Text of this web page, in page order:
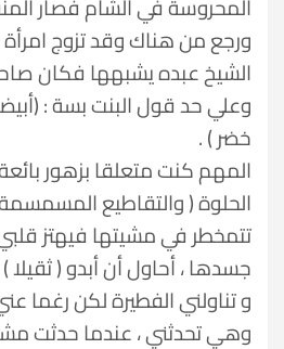
ورجع من هناك وقد تزوج
الشيخ عبده يشبهها فكان
وعلي حد قول البنت بسة :
خضر ) .
المهم كنت متعلقا بزهور
الحلوة ( والتقاطيع
تتمخطر في مشيتها فيهتز
جسدها ، أحاول أن أبدو (
و تناولني الفطيرة لكن رغما
وهي تحدثني ، عندما حدثت